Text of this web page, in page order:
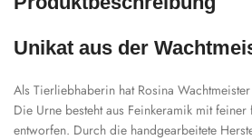
Unikat aus der
Als Tierliebhaberin hat Rosina
Die Urne besteht aus Feinkeramik mit
entworfen. Durch die handgearbeitete